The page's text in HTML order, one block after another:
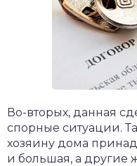
Во-вторых, данная
спорные ситуации.
хозяину дома
и большая, а другие